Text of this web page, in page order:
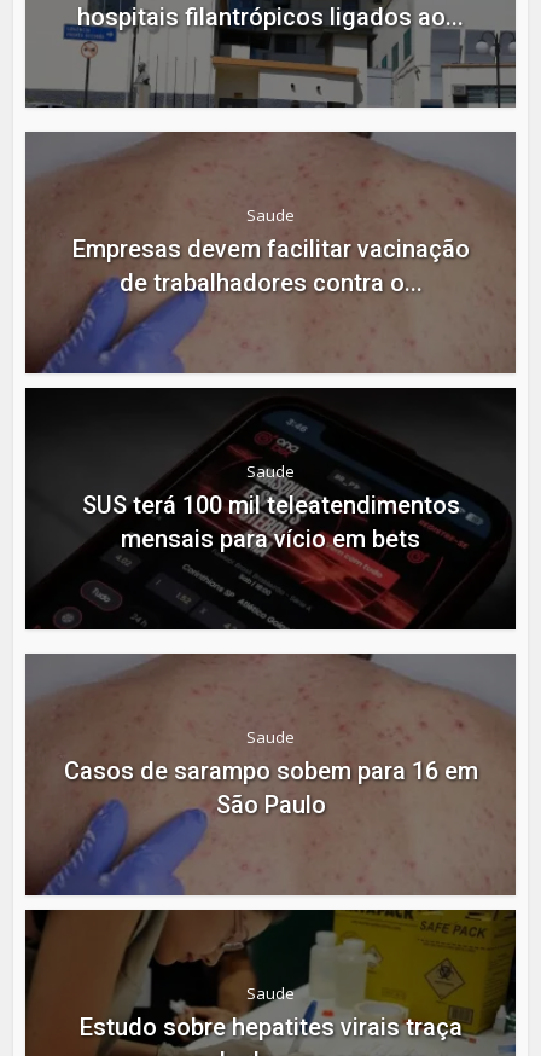
hospitais filantrópicos ligados ao...
Saude
Empresas devem facilitar vacinação
de trabalhadores contra o...
Saude
SUS terá 100 mil teleatendimentos
mensais para vício em bets
Saude
Casos de sarampo sobem para 16 em
São Paulo
Saude
Estudo sobre hepatites virais traça